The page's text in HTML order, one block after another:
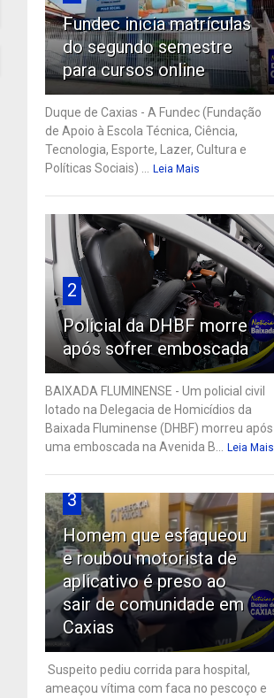
Fundec inicia matrículas
do segundo semestre
para cursos online
Duque de Caxias - A Fundec (Fundação
de Apoio à Escola Técnica, Ciência,
Tecnologia, Esporte, Lazer, Cultura e
Políticas Sociais) ...
Leia Mais
2
Policial da DHBF morre
após sofrer emboscada
BAIXADA FLUMINENSE - Um policial civil
lotado na Delegacia de Homicídios da
Baixada Fluminense (DHBF) morreu após
uma emboscada na Avenida B...
Leia Mais
3
Homem que esfaqueou
e roubou motorista de
aplicativo é preso ao
sair de comunidade em
Caxias
Suspeito pediu corrida para hospital,
ameaçou vítima com faca no pescoço e